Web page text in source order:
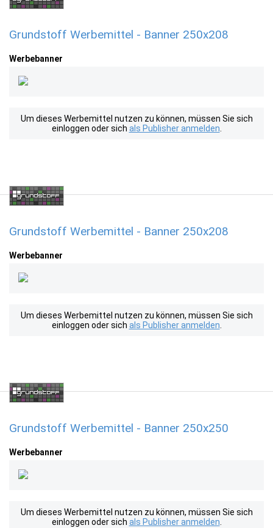
Grundstoff Werbemittel - Banner 250x208
Werbebanner
Um dieses Werbemittel nutzen zu können, müssen Sie sich
einloggen oder sich als Publisher anmelden
Grundstoff Werbemittel - Banner 250x208
Werbebanner
Um dieses Werbemittel nutzen zu können, müssen Sie sich
einloggen oder sich als Publisher anmelden
Grundstoff Werbemittel - Banner 250x250
Werbebanner
Um dieses Werbemittel nutzen zu können, müssen Sie sich
einloggen oder sich als Publisher anmelden